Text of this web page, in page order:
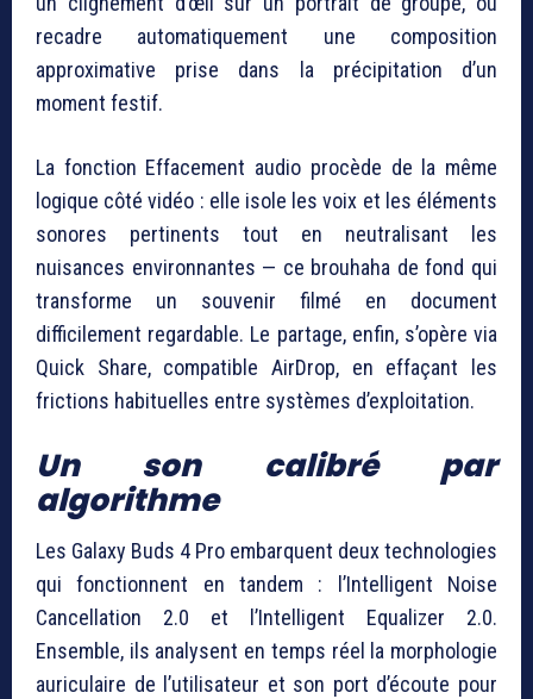
recadre automatiquement une composition
approximative prise dans la précipitation d’un
moment festif.
La fonction Effacement audio procède de la même
logique côté vidéo : elle isole les voix et les éléments
sonores pertinents tout en neutralisant les
nuisances environnantes — ce brouhaha de fond qui
transforme un souvenir filmé en document
difficilement regardable. Le partage, enfin, s’opère via
Quick Share, compatible AirDrop, en effaçant les
frictions habituelles entre systèmes d’exploitation.
Un son calibré par
algorithme
Les Galaxy Buds 4 Pro embarquent deux technologies
qui fonctionnent en tandem : l’Intelligent Noise
Cancellation 2.0 et l’Intelligent Equalizer 2.0.
Ensemble, ils analysent en temps réel la morphologie
auriculaire de l’utilisateur et son port d’écoute pour